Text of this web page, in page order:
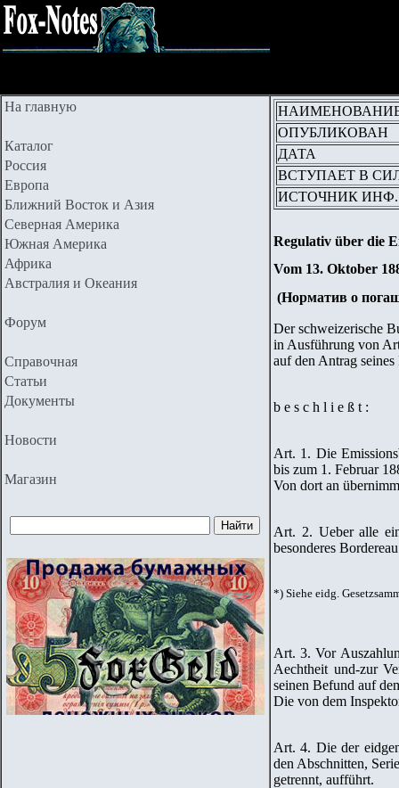
На главную
Каталог
Россия
Европа
Ближний Восток и Азия
Северная Америка
Южная Америка
Африка
Австралия и Океания
Форум
Справочная
Статьи
Документы
Новости
Магазин
ОПУБЛИКОВАН
ДАТА
ВСТУПАЕТ В
ИСТОЧНИК ИНФ.
Regulativ über die
Vom 13. Oktober
(Норматив о
Der schweizerische
in Ausführung von
auf den Antrag
b e s c h l i e ß t :
Art. 1. Die
bis zum 1. Februar
Von dort an
Art. 2. Ueber alle
besonderes
*) Siehe eidg.
Art. 3. Vor
Aechtheit und-zur
seinen Befund auf
Die von dem
Art. 4. Die der
den Abschnitten,
getrennt, aufführt.